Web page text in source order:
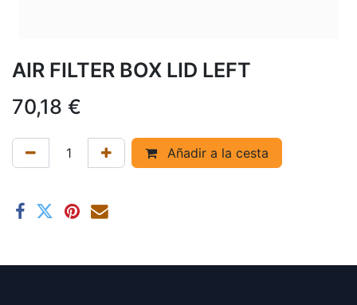
AIR FILTER BOX LID LEFT
70,18 €
Añadir a la cesta